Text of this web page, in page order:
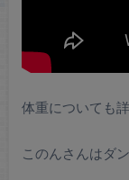
体重についても
このんさんはダ